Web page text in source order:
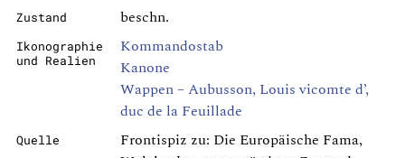
Zustand beschn.
Ikonographie
und Realien
Kommandostab
Kanone
Wappen – Aubusson, Louis vicomte d’,
duc de la Feuillade
Quelle
Frontispiz zu: Die Europäische Fama,